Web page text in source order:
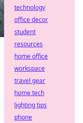
technology
office decor
student
resources
home office
workspace
travel gear
home tech
lighting tips
phone